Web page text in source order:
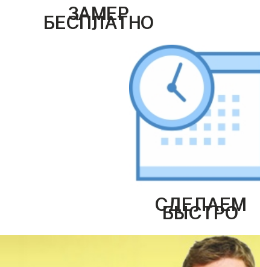
ЗАМЕР
БЕСПЛАТНО
СДЕЛАЕМ
БЫСТРО